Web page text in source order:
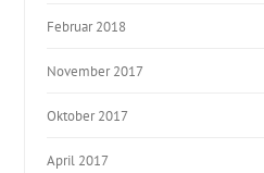
Februar 2018
November 2017
Oktober 2017
April 2017